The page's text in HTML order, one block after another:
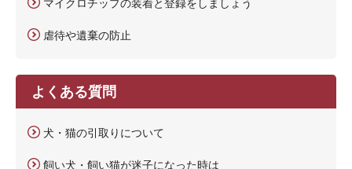
虐待や遺棄の防止
よくある質問
犬・猫の引取りについて
飼い犬・飼い猫が迷子になった時は